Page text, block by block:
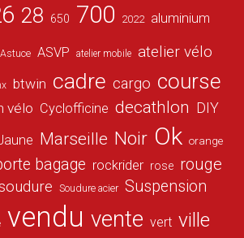
28 650 700 2022 aluminium
Astuce ASVP atelier mobile atelier vélo
btwin cadre cargo course
vélo Cyclofficine decathlon DIY
Marseille Noir Ok orange
bagage rockrider rose rouge
Soudure acier Suspension
vendu vente vert ville